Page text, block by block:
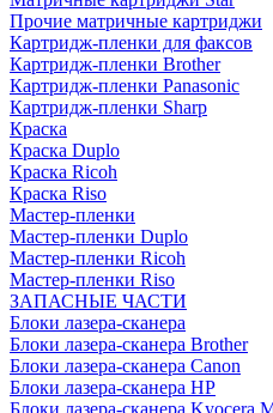
Прочие матричные картриджи
Картридж-пленки для факсов
Картридж-пленки Brother
Картридж-пленки Panasonic
Картридж-пленки Sharp
Краска
Краска Duplo
Краска Ricoh
Краска Riso
Мастер-пленки
Мастер-пленки Duplo
Мастер-пленки Ricoh
Мастер-пленки Riso
ЗАПАСНЫЕ ЧАСТИ
Блоки лазера-сканера
Блоки лазера-сканера Brother
Блоки лазера-сканера Canon
Блоки лазера-сканера HP
Блоки лазера-сканера Kyocera